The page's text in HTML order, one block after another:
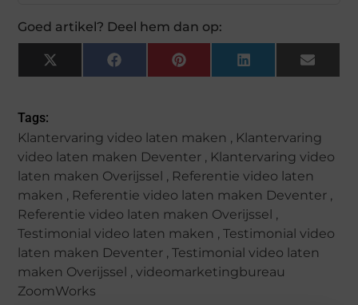
Goed artikel? Deel hem dan op:
X
(Twitter)
FacebookPinterestLinkedIn Email
Tags:
Klantervaring video laten maken , Klantervaring
video laten maken Deventer , Klantervaring video
laten maken Overijssel , Referentie video laten
maken , Referentie video laten maken Deventer ,
Referentie video laten maken Overijssel ,
Testimonial video laten maken ,Testimonial video
laten maken Deventer ,Testimonial video laten
maken Overijssel ,videomarketingbureau
ZoomWorks